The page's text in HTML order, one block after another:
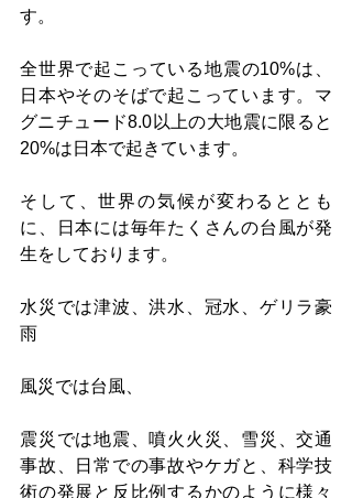
す。
全世界で起こっている地震の10%は、
日本やそのそばで起こっています。マ
グニチュード8.0以上の大地震に限ると
20%は日本で起きています。
そして、世界の気候が変わるととも
に、日本には毎年たくさんの台風が発
生をしております。
水災では津波、洪水、冠水、ゲリラ豪
雨
風災では台風、
震災では地震、噴火火災、雪災、交通
事故、日常での事故やケガと、科学技
術の発展と反比例するかのように様々